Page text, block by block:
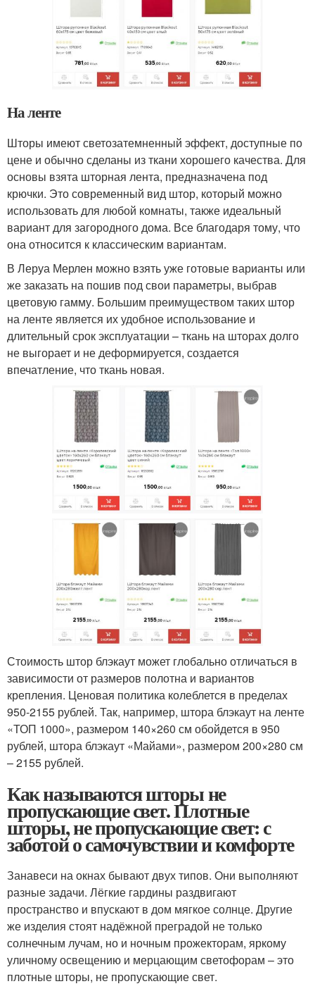
На ленте
Шторы имеют светозатемненный эффект, доступные по
цене и обычно сделаны из ткани хорошего качества. Для
основы взята шторная лента, предназначена под
крючки. Это современный вид штор, который можно
использовать для любой комнаты, также идеальный
вариант для загородного дома. Все благодаря тому, что
она относится к классическим вариантам.
В Леруа Мерлен можно взять уже готовые варианты или
же заказать на пошив под свои параметры, выбрав
цветовую гамму. Большим преимуществом таких штор
на ленте является их удобное использование и
длительный срок эксплуатации – ткань на шторах долго
не выгорает и не деформируется, создается
впечатление, что ткань новая.
Стоимость штор блэкаут может глобально отличаться в
зависимости от размеров полотна и вариантов
крепления. Ценовая политика колеблется в пределах
950-2155 рублей. Так, например, штора блэкаут на ленте
«ТОП 1000», размером 140×260 см обойдется в 950
рублей, штора блэкаут «Майами», размером 200×280 см
– 2155 рублей.
Как называются шторы не
пропускающие свет. Плотные
шторы, не пропускающие свет: с
заботой о самочувствии и комфорте
Занавеси на окнах бывают двух типов. Они выполняют
разные задачи. Лёгкие гардины раздвигают
пространство и впускают в дом мягкое солнце. Другие
же изделия стоят надёжной преградой не только
солнечным лучам, но и ночным прожекторам, яркому
уличному освещению и мерцающим светофорам – это
плотные шторы, не пропускающие свет.